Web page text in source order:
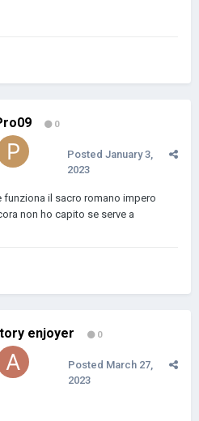
0
Posted January 3,
2023
il sacro romano impero
non ho capito se serve a
enjoyer 0
Posted March 27,
2023